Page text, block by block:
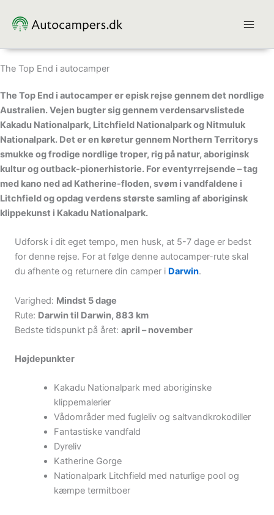
The Top End i autocamper
The Top End i autocamper er episk rejse gennem det nordlige
Australien. Vejen bugter sig gennem verdensarvslistede
Kakadu Nationalpark, Litchfield Nationalpark og Nitmuluk
Nationalpark. Det er en køretur gennem Northern Territorys
smukke og frodige nordlige troper, rig på natur, aboriginsk
kultur og outback-pionerhistorie. For eventyrrejsende – tag
med kano ned ad Katherine-floden, svøm i vandfaldene i
Litchfield og opdag verdens største samling af aboriginsk
klippekunst i Kakadu Nationalpark.
Udforsk i dit eget tempo, men husk, at 5-7 dage er bedst
for denne rejse. For at følge denne autocamper-rute skal
du afhente og returnere din camper i Darwin.
Varighed: Mindst 5 dage
Rute: Darwin til Darwin, 883 km
Bedste tidspunkt på året: april – november
Højdepunkter
Kakadu Nationalpark med aboriginske
klippemalerier
Vådområder med fugleliv og saltvandkrokodiller
Fantastiske vandfald
Dyreliv
Katherine Gorge
Nationalpark Litchfield med naturlige pool og
kæmpe termitboer